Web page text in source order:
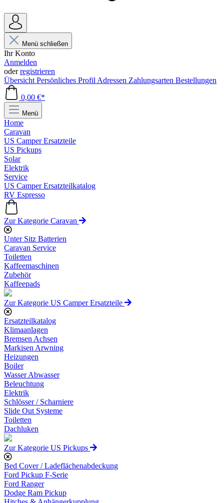
Menü schließen
Ihr Konto
Anmelden
oderregistrieren
Übersicht Persönliches Profil Adressen Zahlungsarten Bestellungen
0,00 €*
Menü
Home
Caravan
US Camper Ersatzteile
US Pickups
Solar
Elektrik
Service
US Camper Ersatzteilkatalog
RV Espresso
Zur Kategorie Caravan
Unter Sitz Batterien
Caravan Service
Toiletten
Kaffeemaschinen
Zubehör
Kaffeepads
Zur Kategorie US Camper Ersatzteile
Ersatzteilkatalog
Klimaanlagen
Bremsen Achsen
Markisen Arwning
Heizungen
Boiler
Wasser Abwasser
Beleuchtung
Elektrik
Schlösser / Scharniere
Slide Out Systeme
Toiletten
Dachluken
Zur Kategorie US Pickups
Bed Cover / Ladeflächenabdeckung
Ford Pickup F-Serie
Ford Ranger
Dodge Ram Pickup